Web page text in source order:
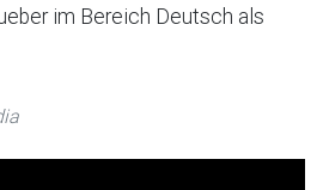
im Bereich Deutsch als